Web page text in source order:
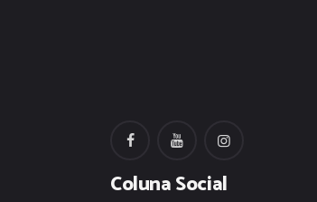
Coluna Social